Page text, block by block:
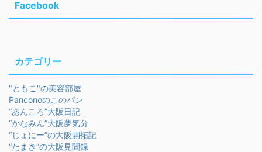
Facebook
カテゴリー
"ともこ"の美容部屋
Panconoのこのパン
“あんころ”大阪日記
“かなみん”大阪夢気分
“じょにー”の大阪開拓記
“たまき”の大阪見聞録